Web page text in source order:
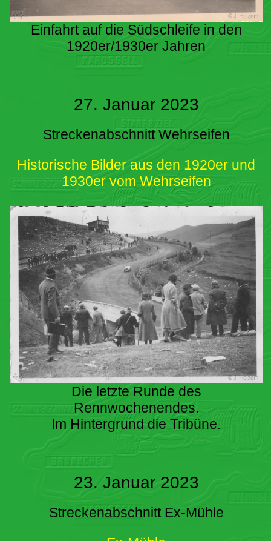
Einfahrt auf die Südschleife in den
1920er/1930er Jahren
27. Januar 2023
Streckenabschnitt Wehrseifen
Historische Bilder aus den 1920er und
1930er vom Wehrseifen
Die letzte Runde des
Rennwochenendes.
Im Hintergrund die Tribüne.
23. Januar 2023
Streckenabschnitt Ex-Mühle